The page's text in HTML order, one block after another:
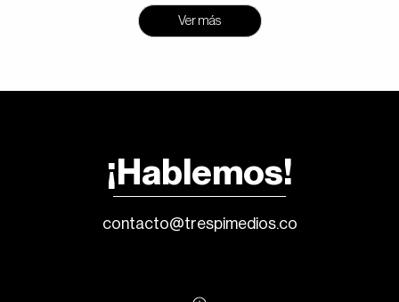
Ver más
¡Hablemos!
contacto@trespimedios.co